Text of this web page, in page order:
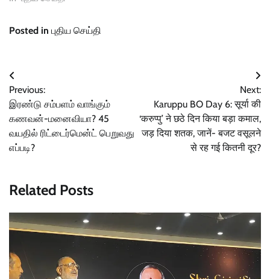
Posted in புதிய செய்தி
Post
navigation
Previous:
இரண்டு சம்பளம் வாங்கும்
கணவன்-மனைவியா? 45
வயதில் ரிட்டைர்மென்ட் பெறுவது
எப்படி?
Next:
Karuppu BO Day 6: सूर्या की
‘करुप्पु’ ने छठे दिन किया बड़ा कमाल,
जड़ दिया शतक, जानें- बजट वसूलने
से रह गई कितनी दूर?
Related Posts